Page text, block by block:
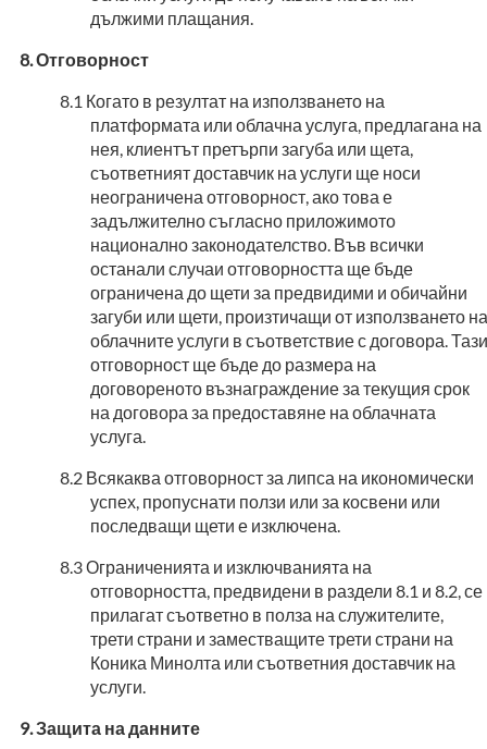
дължими плащания.
Отговорност
Когато в резултат на използването на
платформата или облачна услуга, предлагана на
нея, клиентът претърпи загуба или щета,
съответният доставчик на услуги ще носи
неограничена отговорност, ако това е
задължително съгласно приложимото
национално законодателство. Във всички
останали случаи отговорността ще бъде
ограничена до щети за предвидими и обичайни
загуби или щети, произтичащи от използването на
облачните услуги в съответствие с договора. Тази
отговорност ще бъде до размера на
договореното възнаграждение за текущия срок
на договора за предоставяне на облачната
услуга.
Всякаква отговорност за липса на икономически
успех, пропуснати ползи или за косвени или
последващи щети е изключена.
Ограниченията и изключванията на
отговорността, предвидени в раздели 8.1 и 8.2, се
прилагат съответно в полза на служителите,
трети страни и заместващите трети страни на
Коника Минолта или съответния доставчик на
услуги.
Защита на данните